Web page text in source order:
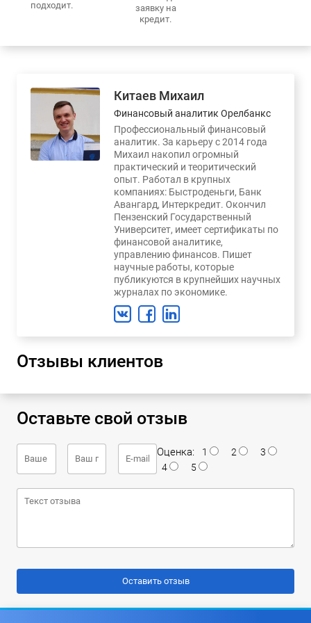
подходит.
заявку на
кредит.
Китаев Михаил
Финансовый аналитик Орелбанкс
Профессиональный финансовый
аналитик. За карьеру с 2014 года
Михаил накопил огромный
практический и теоритический
опыт. Работал в крупных
компаниях: Быстроденьги, Банк
Авангард, Интеркредит. Окончил
Пензенский Государственный
Университет, имеет сертификаты по
финансовой аналитике,
управлению финансов. Пишет
научные работы, которые
публикуются в крупнейших научных
журналах по экономике.
Отзывы клиентов
Оставьте свой отзыв
Оценка: 1 2
3
4
5